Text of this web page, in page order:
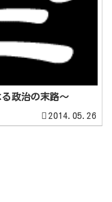
政治の末路～
2014.05.26